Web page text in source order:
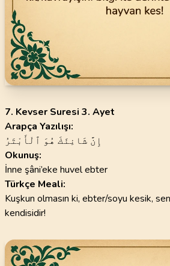
7. Kevser Suresi 3. Ayet
Arapça Yazılışı:
إِنَّ شَانِئَكَ هُوَ ٱلْأَبْتَرُ
Okunuş:
İnne şâni’eke huvel ebter
Türkçe Meali:
Kuşkun olmasın ki, ebter/soyu kesik,
kendisidir!